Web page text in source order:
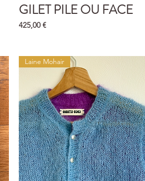
Aperçu rapide
GILET PILE OU FACE
Prix
425,00 €
Laine Mohair